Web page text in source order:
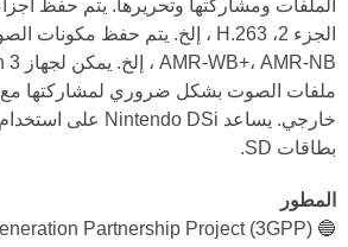
بطاقات SD.
المطور
🔵 3rd Generation Partnership Project (3GPP)